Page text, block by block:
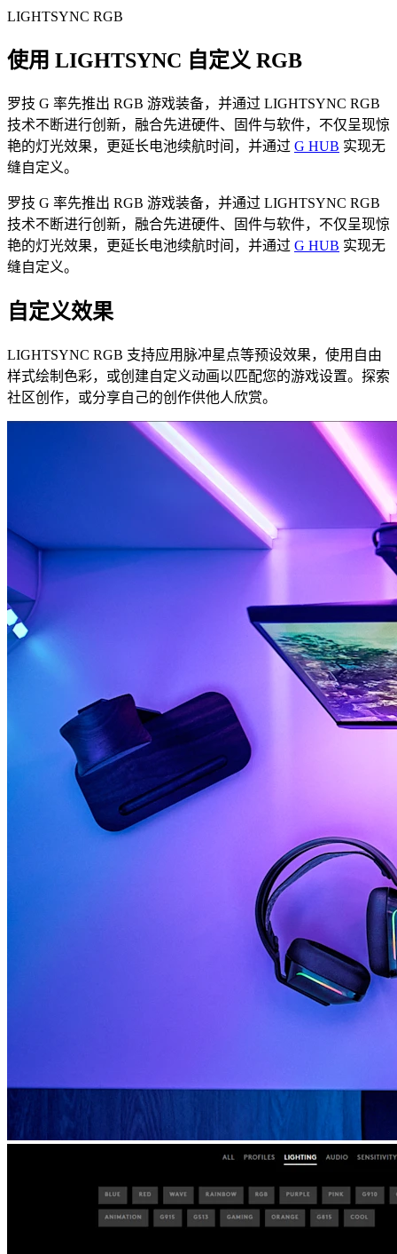
LIGHTSYNC RGB
使用 LIGHTSYNC 自定义 RGB
罗技 G 率先推出 RGB 游戏装备，并通过 LIGHTSYNC RGB
技术不断进行创新，融合先进硬件、固件与软件，不仅呈现惊
艳的灯光效果，更延长电池续航时间，并通过 G HUB 实现无
缝自定义。
罗技 G 率先推出 RGB 游戏装备，并通过 LIGHTSYNC RGB
技术不断进行创新，融合先进硬件、固件与软件，不仅呈现惊
艳的灯光效果，更延长电池续航时间，并通过 G HUB 实现无
缝自定义。
自定义效果
LIGHTSYNC RGB 支持应用脉冲星点等预设效果，使用自由
样式绘制色彩，或创建自定义动画以匹配您的游戏设置。探索
社区创作，或分享自己的创作供他人欣赏。